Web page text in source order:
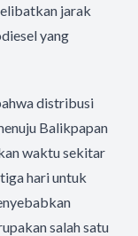
jarak
yang
distribusi
Balikpapan
waktu sekitar
hari untuk
salah satu